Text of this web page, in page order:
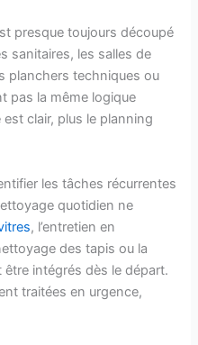
presque toujours découpé
sanitaires, les salles de
planchers techniques ou
pas la même logique
est clair, plus le planning
les tâches récurrentes
quotidien ne
, l’entretien en
des tapis ou la
intégrés dès le départ.
traitées en urgence,